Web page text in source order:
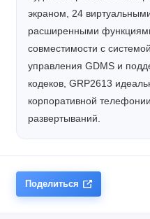
экраном, 24
расширенными
совместимости с
управления GDMS и
кодеков, GRP2613
корпоративной
развертываний.
Поделиться